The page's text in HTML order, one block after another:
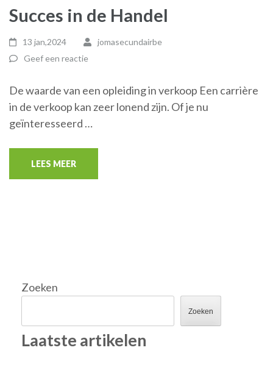
Succes in de Handel
13 jan,2024
jomasecundairbe
Geef een reactie
De waarde van een opleiding in verkoop Een carrière
in de verkoop kan zeer lonend zijn. Of je nu
geïnteresseerd …
LEES MEER
Zoeken
Zoeken
Laatste artikelen